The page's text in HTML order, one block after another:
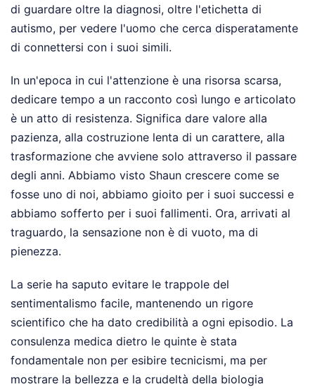
di guardare oltre la diagnosi, oltre l'etichetta di
autismo, per vedere l'uomo che cerca disperatamente
di connettersi con i suoi simili.
In un'epoca in cui l'attenzione è una risorsa scarsa,
dedicare tempo a un racconto così lungo e articolato
è un atto di resistenza. Significa dare valore alla
pazienza, alla costruzione lenta di un carattere, alla
trasformazione che avviene solo attraverso il passare
degli anni. Abbiamo visto Shaun crescere come se
fosse uno di noi, abbiamo gioito per i suoi successi e
abbiamo sofferto per i suoi fallimenti. Ora, arrivati al
traguardo, la sensazione non è di vuoto, ma di
pienezza.
La serie ha saputo evitare le trappole del
sentimentalismo facile, mantenendo un rigore
scientifico che ha dato credibilità a ogni episodio. La
consulenza medica dietro le quinte è stata
fondamentale non per esibire tecnicismi, ma per
mostrare la bellezza e la crudeltà della biologia